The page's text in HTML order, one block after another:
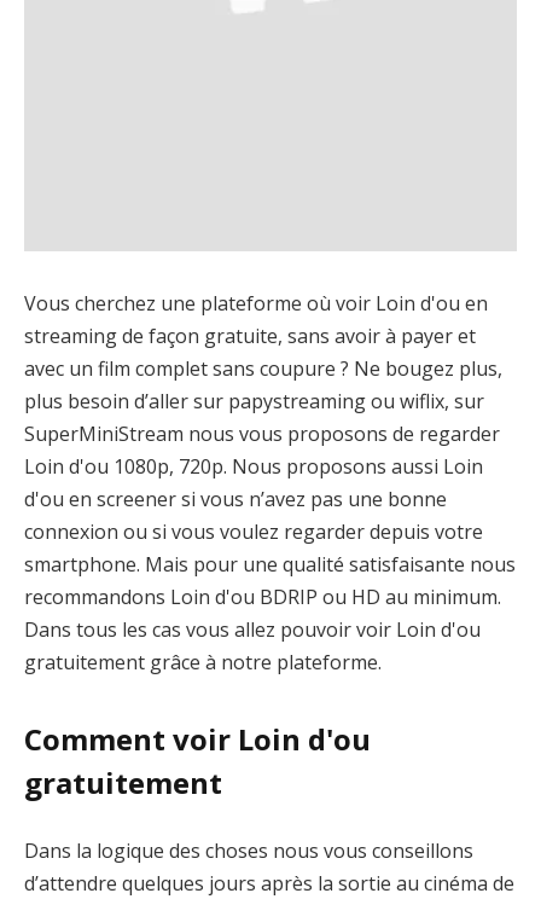
Vous cherchez une plateforme où voir Loin d'ou en
streaming de façon gratuite, sans avoir à payer et
avec un film complet sans coupure ? Ne bougez plus,
plus besoin d’aller sur papystreaming ou wiflix, sur
SuperMiniStream nous vous proposons de regarder
Loin d'ou 1080p, 720p. Nous proposons aussi Loin
d'ou en screener si vous n’avez pas une bonne
connexion ou si vous voulez regarder depuis votre
smartphone. Mais pour une qualité satisfaisante nous
recommandons Loin d'ou BDRIP ou HD au minimum.
Dans tous les cas vous allez pouvoir voir Loin d'ou
gratuitement grâce à notre plateforme.
Comment voir Loin d'ou
gratuitement
Dans la logique des choses nous vous conseillons
d’attendre quelques jours après la sortie au cinéma de